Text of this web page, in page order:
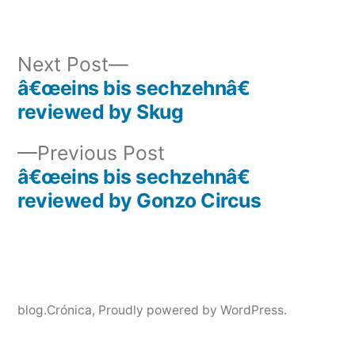
Post
navigation
Previous Post
post:
â€œeins bis sechzehnâ€
reviewed by Gonzo Circus
Next Post
Next
post:
â€œeins bis sechzehnâ€
reviewed by Skug
blog.Crónica, Proudly powered by WordPress.